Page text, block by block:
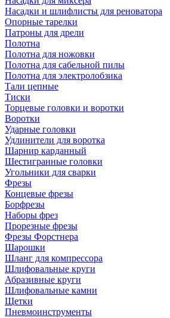
Насадки и шлифлисты для реноватора
Опорные тарелки
Патроны для дрели
Полотна
Полотна для ножовки
Полотна для сабельной пилы
Полотна для электролобзика
Тали цепные
Тиски
Торцевые головки и воротки
Воротки
Ударные головки
Удлинители для воротка
Шарнир карданный
Шестигранные головки
Угольники для сварки
Фрезы
Концевые фрезы
Борфрезы
Наборы фрез
Прорезные фрезы
Фрезы Форстнера
Шарошки
Шланг для компрессора
Шлифовальные круги
Абразивные круги
Шлифовальные камни
Щетки
Пневмоинструменты